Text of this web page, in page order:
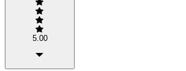
5.00